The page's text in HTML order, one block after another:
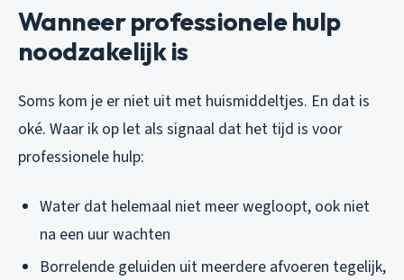
Wanneer professionele hulp
noodzakelijk is
Soms kom je er niet uit met huismiddeltjes. En dat is
oké. Waar ik op let als signaal dat het tijd is voor
professionele hulp:
Water dat helemaal niet meer wegloopt, ook niet
na een uur wachten
Borrelende geluiden uit meerdere afvoeren tegelijk,